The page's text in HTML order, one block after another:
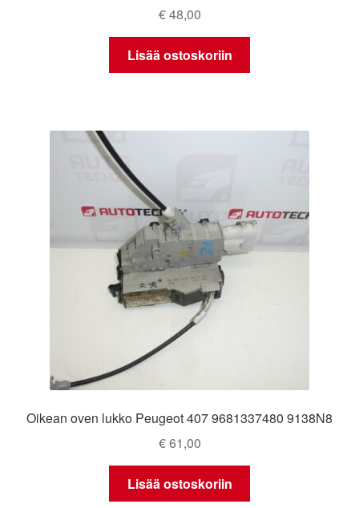
€48,00
Lisää ostoskoriin
Oikean oven lukko Peugeot 407 9681337480 9138N8
€61,00
Lisää ostoskoriin